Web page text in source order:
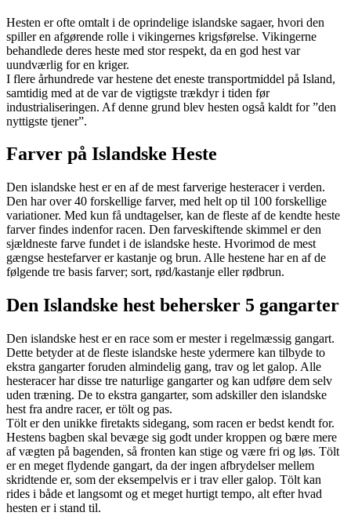
Hesten er ofte omtalt i de oprindelige islandske sagaer, hvori den
spiller en afgørende rolle i vikingernes krigsførelse. Vikingerne
behandlede deres heste med stor respekt, da en god hest var
uundværlig for en kriger.
I flere århundrede var hestene det eneste transportmiddel på Island,
samtidig med at de var de vigtigste trækdyr i tiden før
industrialiseringen. Af denne grund blev hesten også kaldt for ”den
nyttigste tjener”.
Farver på Islandske Heste
Den islandske hest er en af de mest farverige hesteracer i verden.
Den har over 40 forskellige farver, med helt op til 100 forskellige
variationer. Med kun få undtagelser, kan de fleste af de kendte heste
farver findes indenfor racen. Den farveskiftende skimmel er den
sjældneste farve fundet i de islandske heste. Hvorimod de mest
gængse hestefarver er kastanje og brun. Alle hestene har en af de
følgende tre basis farver; sort, rød/kastanje eller rødbrun.
Den Islandske hest behersker 5 gangarter
Den islandske hest er en race som er mester i regelmæssig gangart.
Dette betyder at de fleste islandske heste ydermere kan tilbyde to
ekstra gangarter foruden almindelig gang, trav og let galop. Alle
hesteracer har disse tre naturlige gangarter og kan udføre dem selv
uden træning. De to ekstra gangarter, som adskiller den islandske
hest fra andre racer, er tölt og pas.
Tölt er den unikke firetakts sidegang, som racen er bedst kendt for.
Hestens bagben skal bevæge sig godt under kroppen og bære mere
af vægten på bagenden, så fronten kan stige og være fri og løs. Tölt
er en meget flydende gangart, da der ingen afbrydelser mellem
skridtende er, som der eksempelvis er i trav eller galop. Tölt kan
rides i både et langsomt og et meget hurtigt tempo, alt efter hvad
hesten er i stand til.